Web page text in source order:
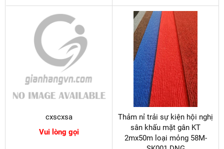
cxscxsa
Vui lòng gọi
Thảm nỉ trải sự kiện hội nghị
sân khấu mặt gân KT
2mx50m loại mỏng 58M-